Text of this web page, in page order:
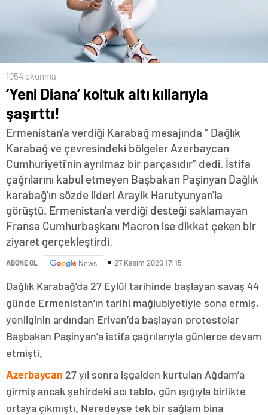
1054 okunma
‘Yeni Diana’ koltuk altı kıllarıyla
şaşırttı!
Ermenistan'a verdiği Karabağ mesajında “ Dağlık
Karabağ ve çevresindeki bölgeler Azerbaycan
Cumhuriyeti'nin ayrılmaz bir parçasıdır” dedi. İstifa
çağrılarını kabul etmeyen Başbakan Paşinyan Dağlık
karabağ'ın sözde lideri Arayik Harutyunyan'la
görüştü. Ermenistan'a verdiği desteği saklamayan
Fransa Cumhurbaşkanı Macron ise dikkat çeken bir
ziyaret gerçekleştirdi.
ABONE OL News 27 Kasım 2020 17:15
Dağlık Karabağ’da 27 Eylül tarihinde başlayan savaş 44
günde Ermenistan’ın tarihi mağlubiyetiyle sona ermiş,
yenilginin ardından Erivan’da başlayan protestolar
Başbakan Paşinyan’a istifa çağrılarıyla günlerce devam
etmişti.
Azerbaycan 27 yıl sonra işgalden kurtulan Ağdam’a
girmiş ancak şehirdeki acı tablo, gün ışığıyla birlikte
ortaya çıkmıştı. Neredeyse tek bir sağlam bina